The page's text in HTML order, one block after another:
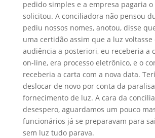
pedido simples e a empresa pagaria
solicitou. A conciliadora não pensou
pediu nossos nomes, anotou, disse
uma certidão assim que a luz
audiência a posteriori, eu receberia a
on-line, era processo eletrônico, e o
receberia a carta com a nova data.
deslocar de novo por conta da
fornecimento de luz. A cara da
desespero, aguardamos um pouco
funcionários já se preparavam para
sem luz tudo parava.